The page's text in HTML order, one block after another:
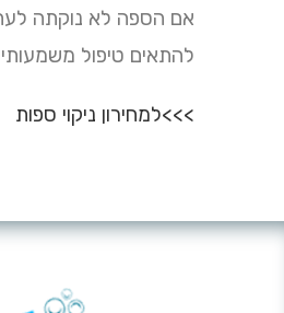
אם הספה לא נוקתה
להתאים טיפול משמעותי
>>>למחירון ניקוי ספות